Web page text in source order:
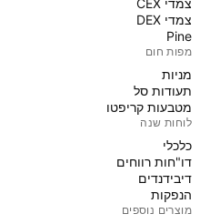
צמדי CEX
צמדי DEX
Pine
מפות חום
מניות‏
תעודות סל
מטבעות קריפטו
לוחות שנה
כלכלי
דו"חות רווחים
דיבידנדים
הנפקות
מוצרים נוספים